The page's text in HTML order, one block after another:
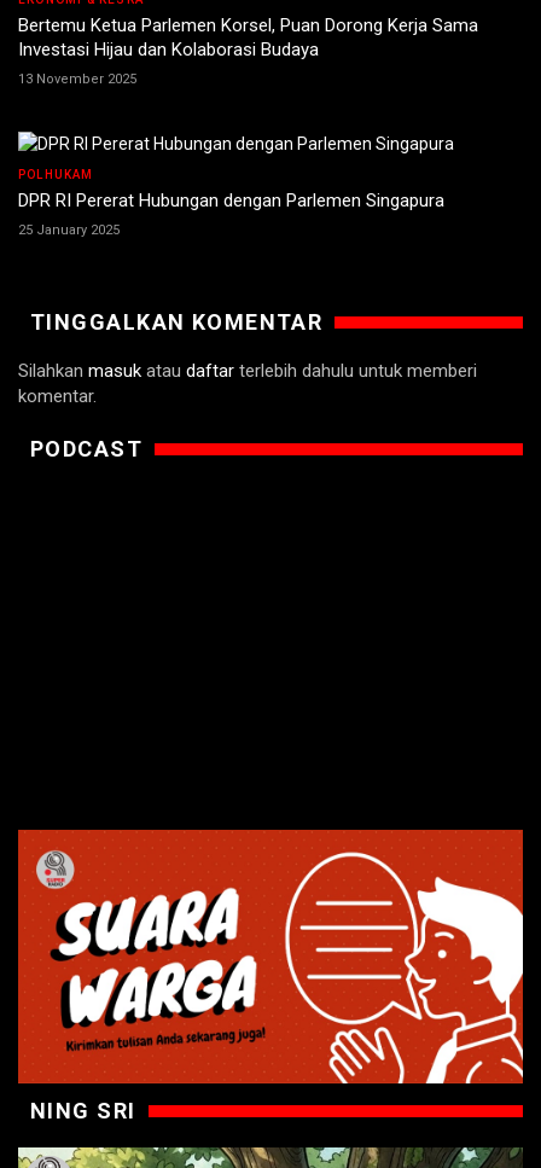
Bertemu Ketua Parlemen Korsel, Puan Dorong Kerja Sama
Investasi Hijau dan Kolaborasi Budaya
13 November 2025
POLHUKAM
DPR RI Pererat Hubungan dengan Parlemen Singapura
25 January 2025
TINGGALKAN KOMENTAR
Silahkan masuk atau daftar terlebih dahulu untuk memberi
komentar.
PODCAST
NING SRI